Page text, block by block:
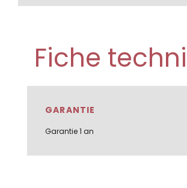
Fiche
GARANTIE
Garantie 1 an